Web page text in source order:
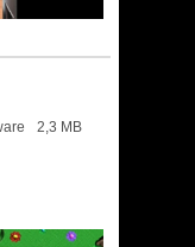
2,3 MB